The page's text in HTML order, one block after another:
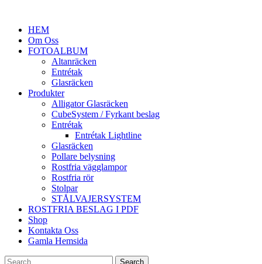
HEM
Om Oss
FOTOALBUM
Altanräcken
Entrétak
Glasräcken
Produkter
Alligator Glasräcken
CubeSystem / Fyrkant beslag
Entrétak
Entrétak Lightline
Glasräcken
Pollare belysning
Rostfria vägglampor
Rostfria rör
Stolpar
STÅLVAJERSYSTEM
ROSTFRIA BESLAG I PDF
Shop
Kontakta Oss
Gamla Hemsida